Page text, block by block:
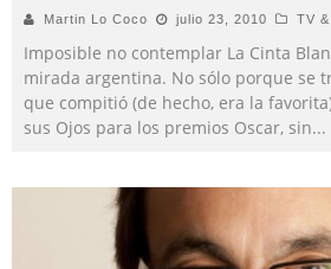
Martin Lo Coco julio 23, 2010 TV
Imposible no contemplar La Cinta
mirada argentina. No sólo porque se
que compitió (de hecho, era la
sus Ojos para los premios Oscar, sin...